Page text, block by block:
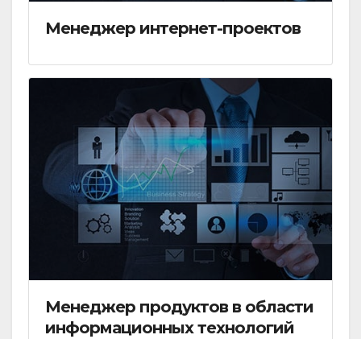
Менеджер интернет-проектов
Менеджер продуктов в области
информационных технологий